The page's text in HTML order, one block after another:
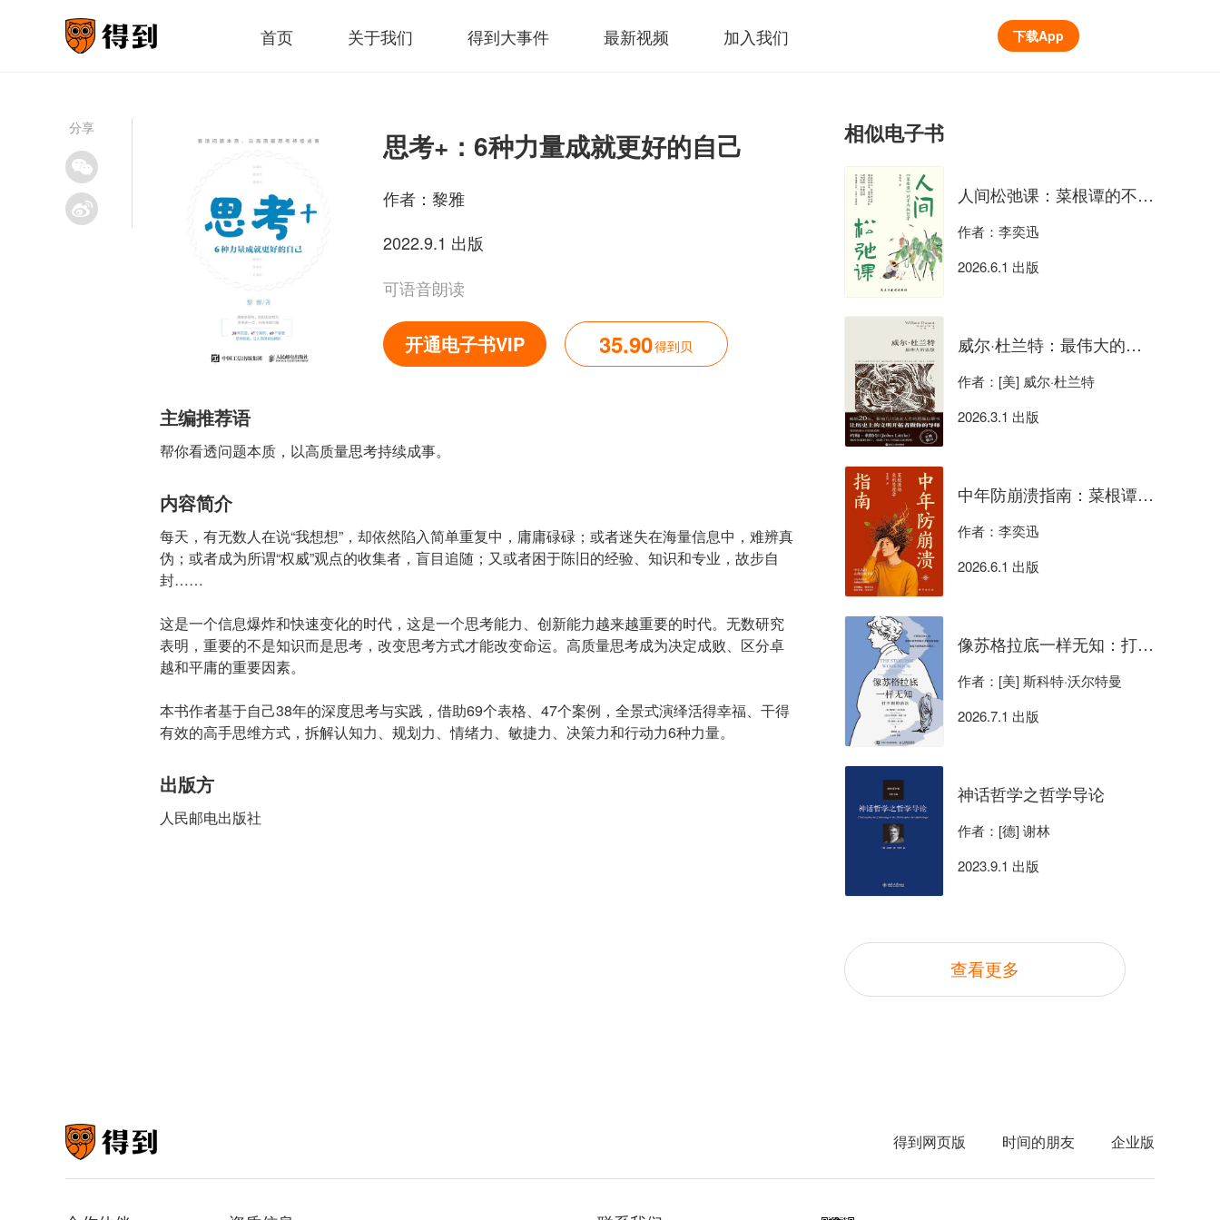
首页 关于我们 得到大事件 最新视频 加入我们 下载App
分享
思考+：6种力量成就更好的自己
作者： 黎雅
2022.9.1 出版
可语音朗读
开通电子书VIP 35.90得到贝
主编推荐语
帮你看透问题本质，以高质量思考持续成事。
内容简介
每天，有无数人在说“我想想”，却依然陷入简单重复中，庸庸碌碌；或者迷失在海量信息中，难辨真
伪；或者成为所谓“权威”观点的收集者，盲目追随；又或者困于陈旧的经验、知识和专业，故步自
封……
这是一个信息爆炸和快速变化的时代，这是一个思考能力、创新能力越来越重要的时代。无数研究
表明，重要的不是知识而是思考，改变思考方式才能改变命运。高质量思考成为决定成败、区分卓
越和平庸的重要因素。
本书作者基于自己38年的深度思考与实践，借助69个表格、47个案例，全景式演绎活得幸福、干得
有效的高手思维方式，拆解认知力、规划力、情绪力、敏捷力、决策力和行动力6种力量。
出版方
人民邮电出版社
相似电子书
人间松弛课：菜根谭的不内耗哲学
作者：李奕迅
2026.6.1 出版
威尔·杜兰特：最伟大的思想
作者：[美] 威尔·杜兰特
2026.3.1 出版
中年防崩溃指南：菜根谭的危机管理学
作者：李奕迅
2026.6.1 出版
像苏格拉底一样无知：打不倒的活法
作者：[美] 斯科特·沃尔特曼
2026.7.1 出版
神话哲学之哲学导论
作者：[德] 谢林
2023.9.1 出版
查看更多
得到网页版 时间的朋友 企业版